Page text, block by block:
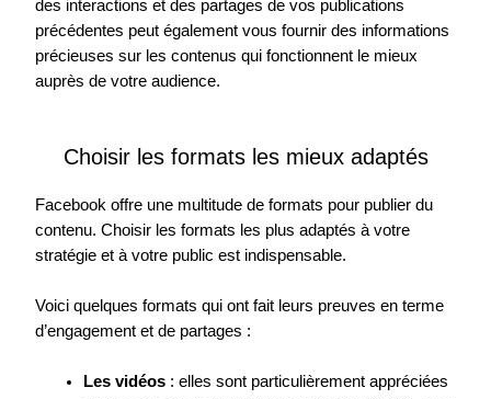
des interactions et des partages de vos publications
précédentes peut également vous fournir des informations
précieuses sur les contenus qui fonctionnent le mieux
auprès de votre audience.
Choisir les formats les mieux adaptés
Facebook offre une multitude de formats pour publier du
contenu. Choisir les formats les plus adaptés à votre
stratégie et à votre public est indispensable.
Voici quelques formats qui ont fait leurs preuves en terme
d’engagement et de partages :
Les vidéos : elles sont particulièrement appréciées